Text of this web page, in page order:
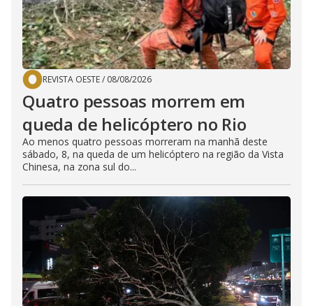
REVISTA OESTE/ 08/08/2026
Quatro pessoas morrem em
queda de helicóptero no Rio
Ao menos quatro pessoas morreram na manhã deste
sábado, 8, na queda de um helicóptero na região da Vista
Chinesa, na zona sul do...